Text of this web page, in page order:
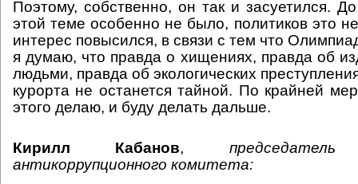
Поэтому, собственно, он так и засуетился.
этой теме особенно не было, политиков это
интерес повысился, в связи с тем что
я думаю, что правда о хищениях, правда об
людьми, правда об экологических
курорта не останется тайной. По крайней
этого делаю, и буду делать дальше.
Кирилл Кабанов,
антикоррупционного комитета: